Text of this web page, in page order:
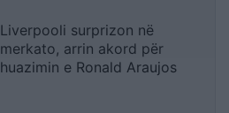
Liverpooli surprizon në
merkato, arrin akord për
huazimin e Ronald Araujos